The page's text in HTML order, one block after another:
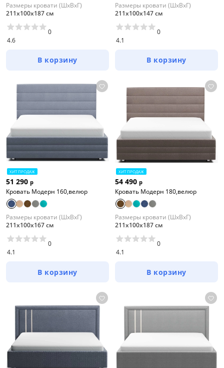
Размеры кровати (ШхВхГ)
211х100х187 см
4.6
0
В корзину
Размеры кровати (ШхВхГ)
211х100х147 см
4.1
0
В корзину
ХИТ ПРОДАЖ
51 290 р
Кровать Модерн 160,велюр
Размеры кровати (ШхВхГ)
211х100х167 см
4.1
0
В корзину
ХИТ ПРОДАЖ
54 490 р
Кровать Модерн 180,велюр
Размеры кровати (ШхВхГ)
211х100х187 см
4.1
0
В корзину